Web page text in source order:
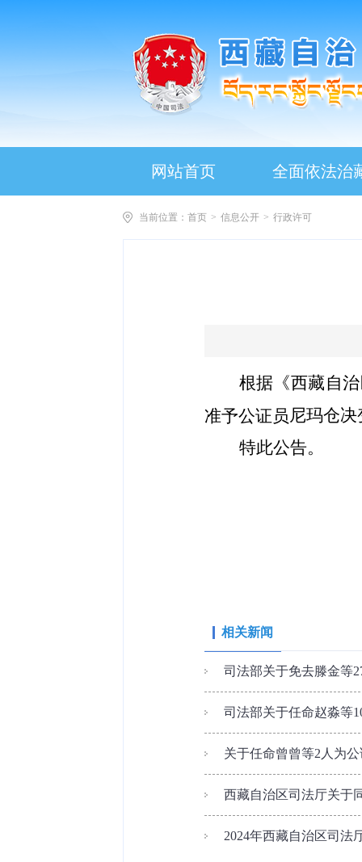
网站首页 全面依法治
当前位置： 首页 > 信息公开 > 行政许可
根据《西藏自
准予公证员 尼玛仓决
特此公告。
相关新闻
司法部关于免去滕金等
司法部关于任命赵淼等
关于任命曾曾等2人为
西藏自治区司法厅关于
2024年西藏自治区司法